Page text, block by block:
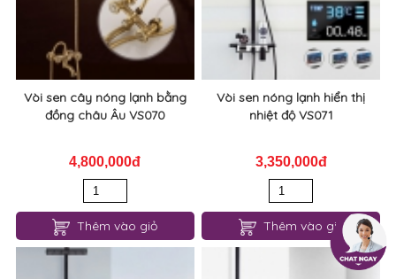
Vòi sen cây nóng lạnh bằng
đồng châu Âu VS070
4,800,000đ
Thêm vào giỏ
Vòi sen nóng lạnh hiển thị
nhiệt độ VS071
3,350,000đ
Thêm vào giỏ